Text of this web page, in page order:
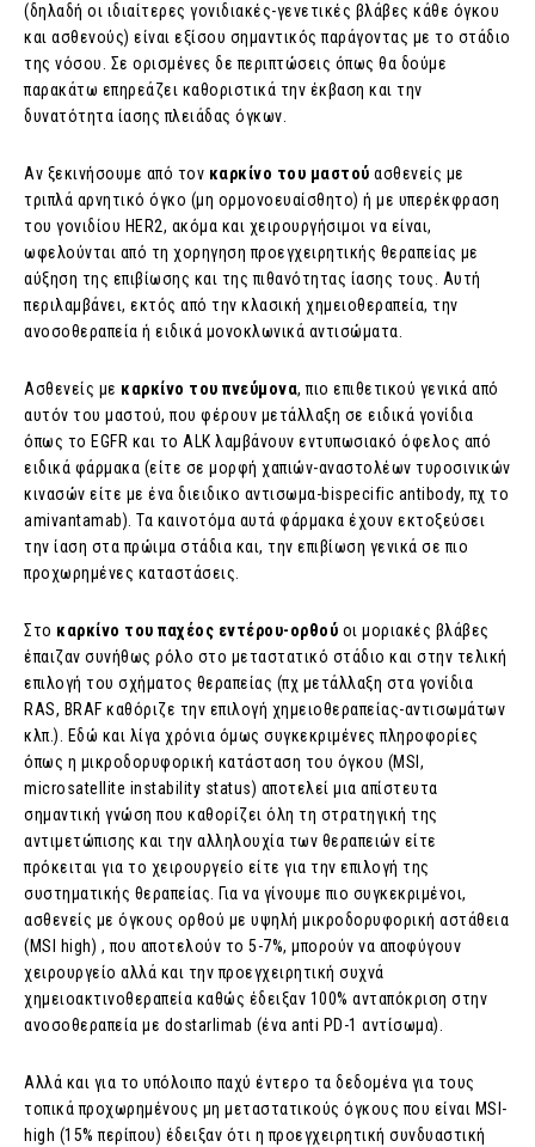
(δηλαδή οι ιδιαίτερες γονιδιακές-γενετικές βλάβες κάθε όγκου
και ασθενούς) είναι εξίσου σημαντικός παράγοντας με το στάδιο
της νόσου. Σε ορισμένες δε περιπτώσεις όπως θα δούμε
παρακάτω επηρεάζει καθοριστικά την έκβαση και την
δυνατότητα ίασης πλειάδας όγκων.
Αν ξεκινήσουμε από τον καρκίνο του μαστού ασθενείς με
τριπλά αρνητικό όγκο (μη ορμονοευαίσθητο) ή με υπερέκφραση
του γονιδίου HER2, ακόμα και χειρουργήσιμοι να είναι,
ωφελούνται από τη χορηγηση προεγχειρητικής θεραπείας με
αύξηση της επιβίωσης και της πιθανότητας ίασης τους. Αυτή
περιλαμβάνει, εκτός από την κλασική χημειοθεραπεία, την
ανοσοθεραπεία ή ειδικά μονοκλωνικά αντισώματα.
Ασθενείς με καρκίνο του πνεύμονα, πιο επιθετικού γενικά από
αυτόν του μαστού, που φέρουν μετάλλαξη σε ειδικά γονίδια
όπως το EGFR και το ALK λαμβάνουν εντυπωσιακό όφελος από
ειδικά φάρμακα (είτε σε μορφή χαπιών-αναστολέων τυροσινικών
κινασών είτε με ένα διειδικο αντισωμα-bispecific antibody, πχ το
amivantamab). Τα καινοτόμα αυτά φάρμακα έχουν εκτοξεύσει
την ίαση στα πρώιμα στάδια και, την επιβίωση γενικά σε πιο
προχωρημένες καταστάσεις.
Στο καρκίνο του παχέος εντέρου-ορθού οι μοριακές βλάβες
έπαιζαν συνήθως ρόλο στο μεταστατικό στάδιο και στην τελική
επιλογή του σχήματος θεραπείας (πχ μετάλλαξη στα γονίδια
RAS, BRAF καθόριζε την επιλογή χημειοθεραπείας-αντισωμάτων
κλπ.). Εδώ και λίγα χρόνια όμως συγκεκριμένες πληροφορίες
όπως η μικροδορυφορική κατάσταση του όγκου (MSI,
microsatellite instability status) αποτελεί μια απίστευτα
σημαντική γνώση που καθορίζει όλη τη στρατηγική της
αντιμετώπισης και την αλληλουχία των θεραπειών είτε
πρόκειται για το χειρουργείο είτε για την επιλογή της
συστηματικής θεραπείας. Για να γίνουμε πιο συγκεκριμένοι,
ασθενείς με όγκους ορθού με υψηλή μικροδορυφορική αστάθεια
(MSI high) , που αποτελούν το 5-7%, μπορούν να αποφύγουν
χειρουργείο αλλά και την προεγχειρητική συχνά
χημειοακτινοθεραπεία καθώς έδειξαν 100% ανταπόκριση στην
ανοσοθεραπεία με dostarlimab (ένα anti PD-1 αντίσωμα).
Αλλά και για το υπόλοιπο παχύ έντερο τα δεδομένα για τους
τοπικά προχωρημένους μη μεταστατικούς όγκους που είναι MSI-
high (15% περίπου) έδειξαν ότι η προεγχειρητική συνδυαστική